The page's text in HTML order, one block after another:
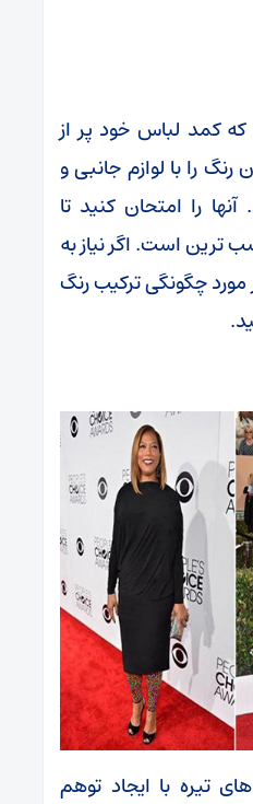
کمد لباس خود پر از
را با لوازم جانبی و
را امتحان کنید تا
ترین است. اگر نیاز به
مورد چگونگی ترکیب رنگ
تیره با ایجاد توهم